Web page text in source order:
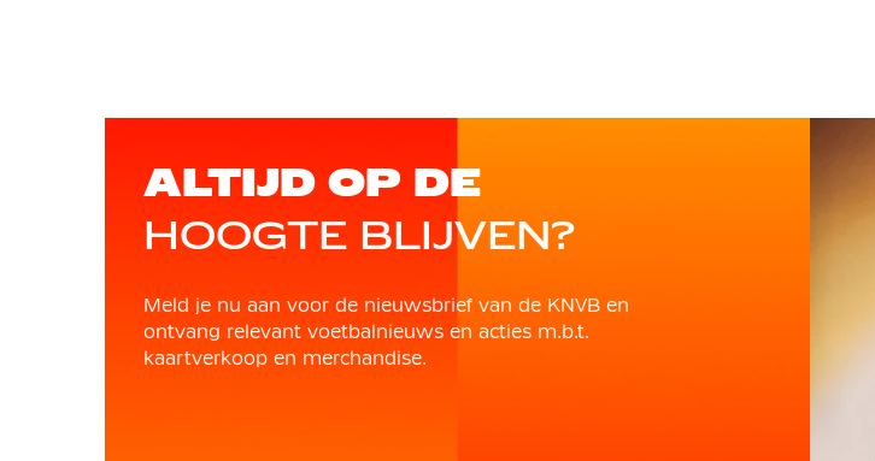
ALTIJD OP DE
HOOGTE BLIJVEN?
Meld je nu aan voor de nieuwsbrief van de KNVB en
ontvang relevant voetbalnieuws en acties m.b.t.
kaartverkoop en merchandise.